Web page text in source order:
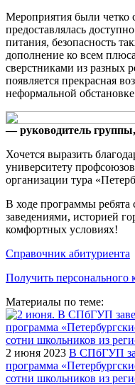
Мероприятия были
предоставлялась
питания, безопасность
дополнение ко всем
сверстниками из разных
появляется прекрасная
неформальной
— руководитель
Хочется выразить
университету
организации тура
В ходе программы ребята
заведениями, историей
комфортных условиях!
Справочник абитуриента
Получить персонального
Материалы по теме:
2 июня 2023 В СПбГУП
программа
сотни школьников из